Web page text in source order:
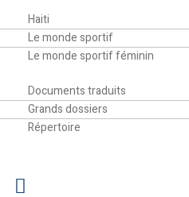
Haiti
Le monde sportif
Le monde sportif féminin
Documents traduits
Grands dossiers
Répertoire